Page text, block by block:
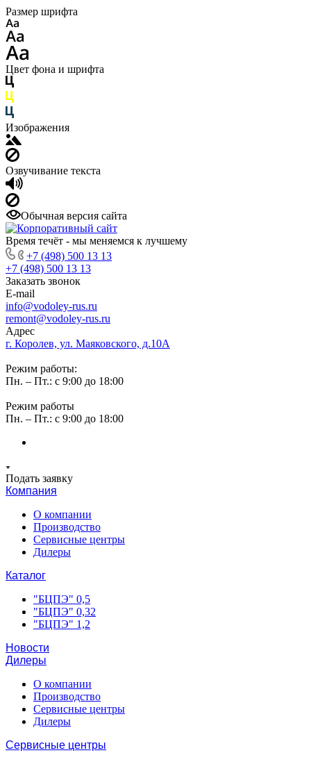
Размер шрифта
Цвет фона и шрифта
Изображения
Озвучивание текста
Обычная версия сайта
Время течёт - мы меняемся к лучшему
+7 (498) 500 13 13
+7 (498) 500 13 13
Заказать звонок
E-mail
info@vodoley-rus.ru
remont@vodoley-rus.ru
Адрес
г. Королев, ул. Маяковского, д.10А
Режим работы:
Пн. – Пт.: с 9:00 до 18:00
Режим работы
Пн. – Пт.: с 9:00 до 18:00
Подать заявку
Компания
О компании
Производство
Сервисные центры
Дилеры
Каталог
"БЦПЭ" 0,5
"БЦПЭ" 0,32
"БЦПЭ" 1,2
Новости
Дилеры
О компании
Производство
Сервисные центры
Дилеры
Сервисные центры